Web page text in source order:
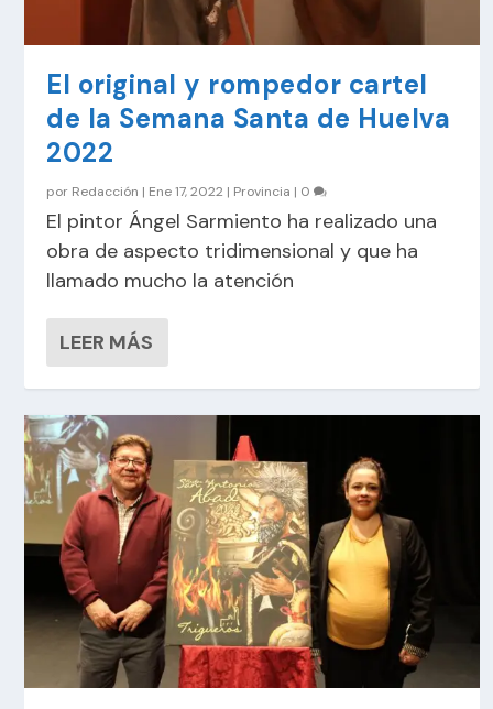
El original y rompedor cartel
de la Semana Santa de Huelva
2022
por Redacción | Ene 17, 2022 | Provincia | 0
El pintor Ángel Sarmiento ha realizado una
obra de aspecto tridimensional y que ha
llamado mucho la atención
LEER MÁS